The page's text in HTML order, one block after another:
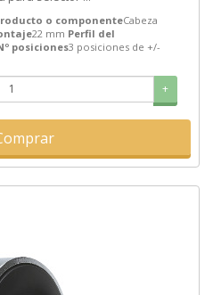
o componenteCabeza
22 mm Perfil del
posiciones3 posiciones de +/-
+